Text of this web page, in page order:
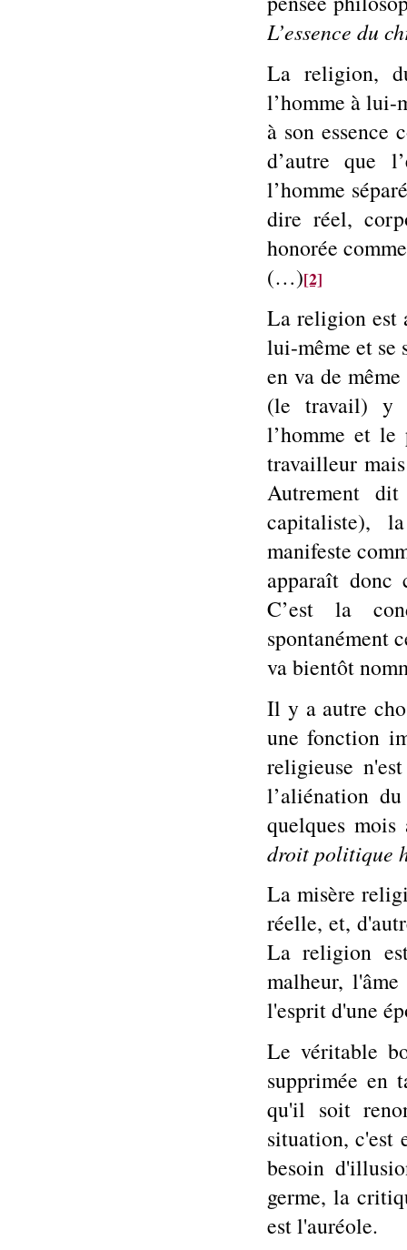
L’essence du
La religion,
l’homme à lui-
à son essence
d’autre que
l’homme
dire réel,
honorée
(…)[2]
La religion est
lui-même et
en va de
(le travail) y
l’homme et
travailleur
Autrement
capitaliste),
manifeste
apparaît donc
C’est la
spontanément
va bientôt
Il y a autre
une fonction
religieuse
l’aliénation
quelques
droit politique
La misère
réelle, et,
La religion
malheur,
l'esprit d'une
Le véritable
supprimée en
qu'il soit
situation, c'est
besoin
germe, la
est l'auréole.